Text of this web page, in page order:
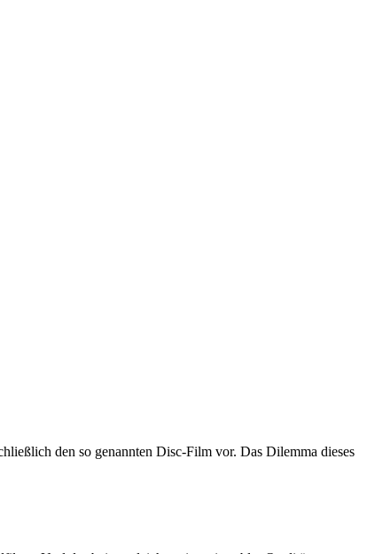
den so genannten Disc-Film vor. Das Dilemma dieses